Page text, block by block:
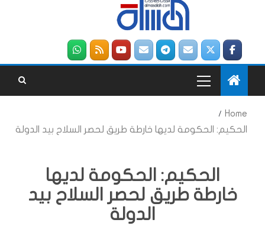
Home
الحكيم: الحكومة لديها خارطة طريق لحصر السلاح بيد الدولة
الحكيم: الحكومة لديها
خارطة طريق لحصر السلاح بيد
الدولة